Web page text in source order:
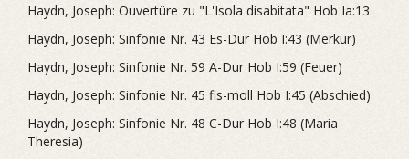
Haydn, Joseph: Ouvertüre zu "L'Isola disabitata" Hob Ia:13
Haydn, Joseph: Sinfonie Nr. 43 Es-Dur Hob I:43 (Merkur)
Haydn, Joseph: Sinfonie Nr. 59 A-Dur Hob I:59 (Feuer)
Haydn, Joseph: Sinfonie Nr. 45 fis-moll Hob I:45 (Abschied)
Haydn, Joseph: Sinfonie Nr. 48 C-Dur Hob I:48 (Maria
Theresia)